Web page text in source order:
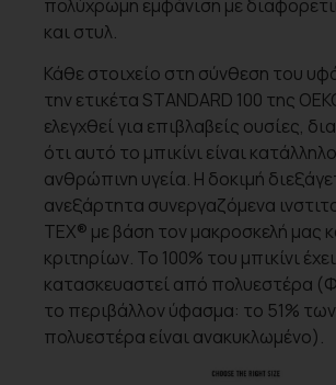
πολύχρωμη εμφάνιση με
και στυλ.
Κάθε στοιχείο στη σύνθεση του
την ετικέτα STANDARD 100 της
ελεγχθεί για επιβλαβείς ουσίες,
ότι αυτό το μπικίνι είναι
ανθρώπινη υγεία. Η δοκιμή
ανεξάρτητα συνεργαζόμενα
TEX® με βάση τον μακροσκελή μας
κριτηρίων. Το 100% του μπικίνι έχει
κατασκευαστεί από πολυεστέρα
το περιβάλλον ύφασμα: το 51%
πολυεστέρα είναι ανακυκλωμένο).